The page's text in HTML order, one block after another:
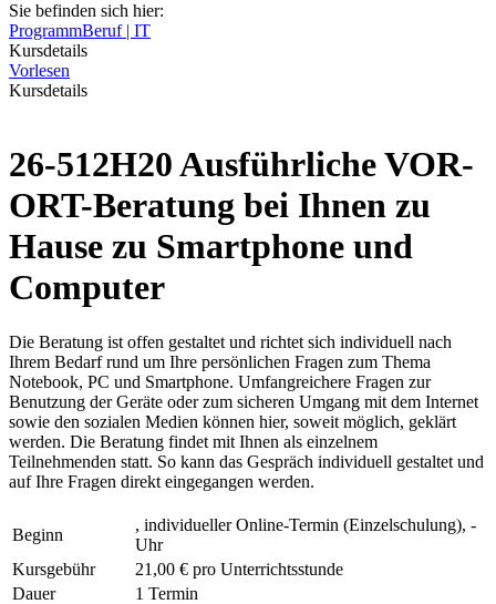
Sie befinden sich hier:
ProgrammBeruf | IT
Kursdetails
Vorlesen
Kursdetails
26-512H20 Ausführliche VOR-
ORT-Beratung bei Ihnen zu
Hause zu Smartphone und
Computer
Die Beratung ist offen gestaltet und richtet sich individuell nach
Ihrem Bedarf rund um Ihre persönlichen Fragen zum Thema
Notebook, PC und Smartphone. Umfangreichere Fragen zur
Benutzung der Geräte oder zum sicheren Umgang mit dem Internet
sowie den sozialen Medien können hier, soweit möglich, geklärt
werden. Die Beratung findet mit Ihnen als einzelnem
Teilnehmenden statt. So kann das Gespräch individuell gestaltet und
auf Ihre Fragen direkt eingegangen werden.
Beginn
, individueller Online-Termin (Einzelschulung), -
Uhr
Kursgebühr
21,00 € pro Unterrichtsstunde
Dauer
1 Termin